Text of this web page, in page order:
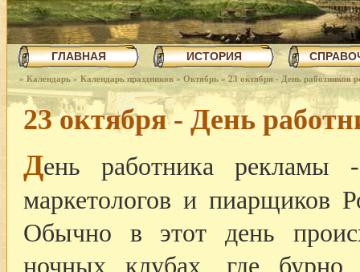
ГЛАВНАЯ ИСТОРИЯ
» Календарь » Календарь праздников » Октябрь » 23 октября - День работников
23 октября - День
День работника рекламы
маркетологов и пиарщиков
Обычно в этот день
ночных клубах, где бурно